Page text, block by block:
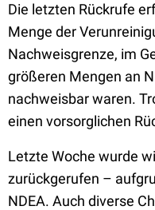
Die letzten Rückrufe
Menge der
Nachweisgrenze, im
größeren Mengen an
nachweisbar waren.
einen vorsorglichen
Letzte Woche wurde
zurückgerufen –
NDEA. Auch diverse